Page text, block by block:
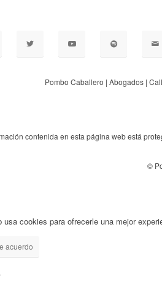
Pombo Caballero | Abogados |
contenida en esta página web está
©
usa cookies para ofrecerle una mejor
acuerdo